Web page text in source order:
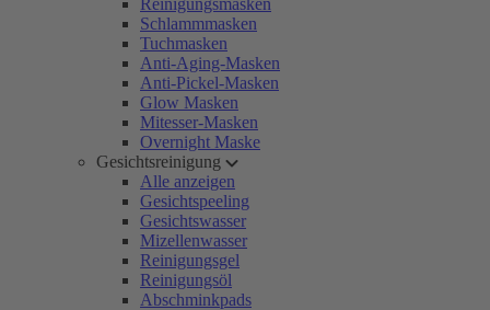
Reinigungsmasken
Schlammmasken
Tuchmasken
Anti-Aging-Masken
Anti-Pickel-Masken
Glow Masken
Mitesser-Masken
Overnight Maske
Gesichtsreinigung
Alle anzeigen
Gesichtspeeling
Gesichtswasser
Mizellenwasser
Reinigungsgel
Reinigungsöl
Abschminkpads